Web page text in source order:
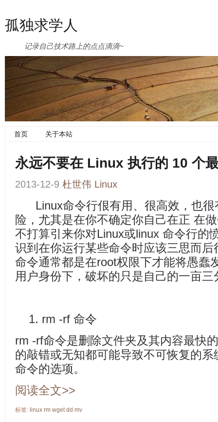
孤独求学人
记录自己技术路上的点点滴滴~
首页 关于本站
永远不要在 Linux 执行的 10 个
2013-12-9 杜世伟 Linux
Linux命令行佷有用、很高效，也很
险，尤其是在你不确定你自己在正 在
不打算引来你对Linux或linux 命令行的
识到在你运行某些命令时应该三思而
命令通常都是在root权限下才能将愚蠢
用户身份下，破坏的只是自己的一亩三
1. rm -rf 命令
rm -rf命令是删除文件夹及其内容最快
的敲错或无知都可能导致不可恢复的
命令的选项。
阅读全文>>
标签: linux rm wget dd mv